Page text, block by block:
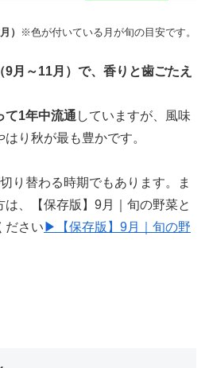
） ※色が付いている月が旬の目安です。
月～11月） で、香りと歯ごたえ
て1年中流通 していますが、風味
り秋が最も豊かです。
り替わる時期でもあります。ま
は、【保存版】9月｜旬の野菜と
ださい ▶【保存版】9月｜旬の野